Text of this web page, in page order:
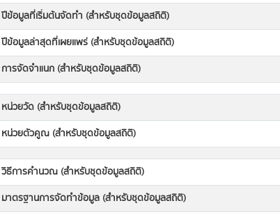
ปีข้อมูลที่เริ่มต้นจัดทำ (สำหรับชุดข้อมูลสถิติ)
ปีข้อมูลล่าสุดที่เผยแพร่ (สำหรับชุดข้อมูลสถิติ)
การจัดจำแนก (สำหรับชุดข้อมูลสถิติ)
หน่วยวัด (สำหรับชุดข้อมูลสถิติ)
หน่วยตัวคูณ (สำหรับชุดข้อมูลสถิติ)
วิธีการคำนวณ (สำหรับชุดข้อมูลสถิติ)
มาตรฐานการจัดทำข้อมูล (สำหรับชุดข้อมูลสถิติ)